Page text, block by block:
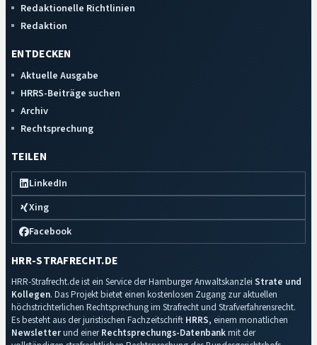
Redaktionelle Richtlinien
Redaktion
ENTDECKEN
Aktuelle Ausgabe
HRRS-Beiträge suchen
Archiv
Rechtsprechung
TEILEN
LinkedIn
Xing
Facebook
HRR-STRAFRECHT.DE
HRR-Strafrecht.de ist ein Service der Hamburger Anwaltskanzlei Strate und
Kollegen. Das Projekt bietet einen kostenlosen Zugang zur aktuellen
höchstrichterlichen Rechtsprechung im Strafrecht und Strafverfahrensrecht.
Es besteht aus der juristischen Fachzeitschrift HRRS, einem monatlichen
Newsletterund einerRechtsprechungs-Datenbankmit der